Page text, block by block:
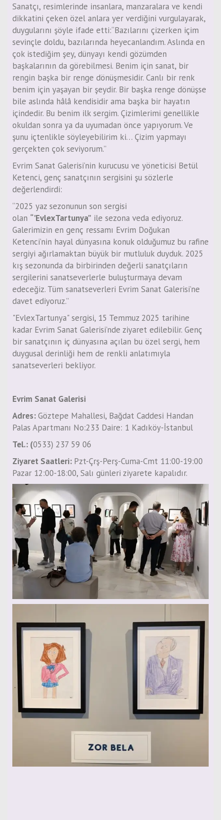
Sanatçı, resimlerinde insanlara, manzaralara ve kendi
dikkatini çeken özel anlara yer verdiğini vurgulayarak,
duygularını şöyle ifade etti:“Bazılarını çizerken içim
sevinçle doldu, bazılarında heyecanlandım. Aslında en
çok istediğim şey, dünyayı kendi gözümden
başkalarının da görebilmesi. Benim için sanat, bir
rengin başka bir renge dönüşmesidir. Canlı bir renk
benim için yaşayan bir şeydir. Bir başka renge dönüşse
bile aslında hâlâ kendisidir ama başka bir hayatın
içindedir. Bu benim ilk sergim. Çizimlerimi genellikle
okuldan sonra ya da uyumadan önce yapıyorum. Ve
şunu içtenlikle söyleyebilirim ki… Çizim yapmayı
gerçekten çok seviyorum.”
Evrim Sanat Galerisi’nin kurucusu ve yöneticisi Betül
Ketenci, genç sanatçının sergisini şu sözlerle
değerlendirdi:
“2025 yaz sezonunun son sergisi
olan “'EvlexTartunya” ile sezona veda ediyoruz.
Galerimizin en genç ressamı Evrim Doğukan
Ketenci’nin hayal dünyasına konuk olduğumuz bu rafine
sergiyi ağırlamaktan büyük bir mutluluk duyduk. 2025
kış sezonunda da birbirinden değerli sanatçıların
sergilerini sanatseverlerle buluşturmaya devam
edeceğiz. Tüm sanatseverleri Evrim Sanat Galerisi’ne
davet ediyoruz.”
"EvlexTartunya" sergisi, 15 Temmuz 2025 tarihine
kadar Evrim Sanat Galerisi’nde ziyaret edilebilir. Genç
bir sanatçının iç dünyasına açılan bu özel sergi, hem
duygusal derinliği hem de renkli anlatımıyla
sanatseverleri bekliyor.
Evrim Sanat Galerisi
Adres:Göztepe Mahallesi, Bağdat Caddesi Handan
Palas Apartmanı No:233 Daire: 1 Kadıköy-İstanbul
Tel.: (0533) 237 59 06
Ziyaret Saatleri: Pzt-Çrş-Perş-Cuma-Cmt 11:00-19:00
Pazar 12:00-18:00, Salı günleri ziyarete kapalıdır.